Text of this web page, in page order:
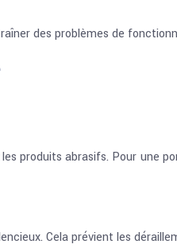
des problèmes de
abrasifs. Pour une
Cela prévient les